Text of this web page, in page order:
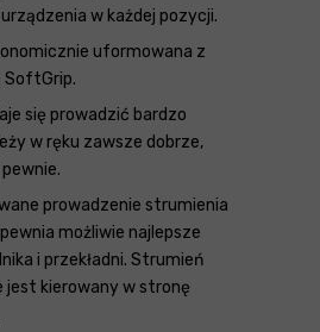
w każdej pozycji.
uformowana z
SoftGrip.
się prowadzić bardzo
w ręku zawsze dobrze,
prowadzenie strumienia
możliwie najlepsze
i przekładni. Strumień
jest kierowany w stronę